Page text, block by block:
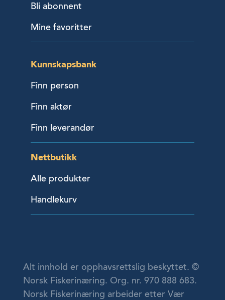
Bli abonnent
Mine favoritter
Kunnskapsbank
Finn person
Finn aktør
Finn leverandør
Nettbutikk
Alle produkter
Handlekurv
Alt innhold er opphavsrettslig beskyttet. ©
Norsk Fiskerinæring. Org. nr. 970 888 683.
Norsk Fiskerinæring arbeider etter Vær